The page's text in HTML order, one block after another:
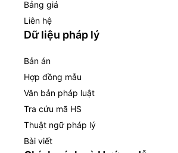
Bảng giá
Liên hệ
Dữ liệu pháp lý
Bản án
Hợp đồng mẫu
Văn bản pháp luật
Tra cứu mã HS
Thuật ngữ pháp lý
Bài viết